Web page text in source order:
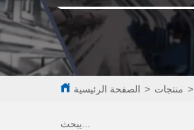
الصفحة الرئيسية > منتجات >